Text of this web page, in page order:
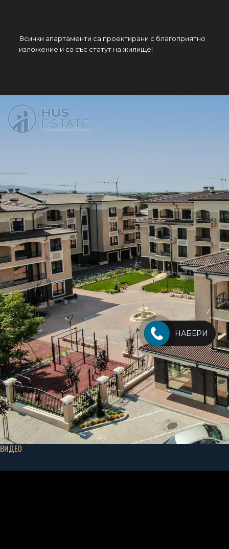
Всички апартаменти са проектирани с благоприятно
изложение и са със статут на жилище!
ВИДЕО
НАБЕРИ